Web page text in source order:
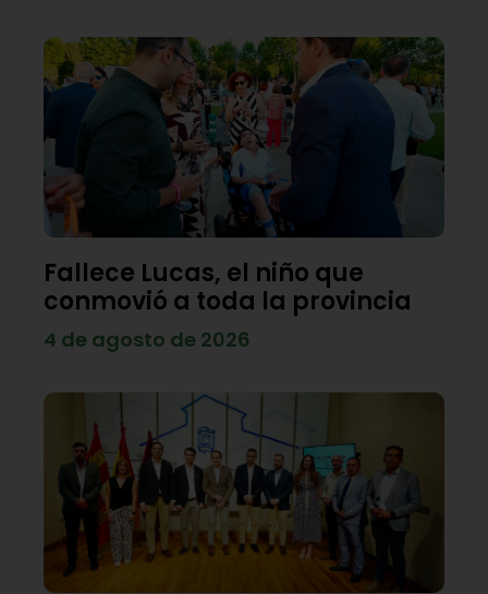
Fallece Lucas, el niño que
conmovió a toda la provincia
4 de agosto de 2026